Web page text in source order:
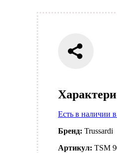
Есть в наличии
Бренд: Trussardi
Артикул: TSM